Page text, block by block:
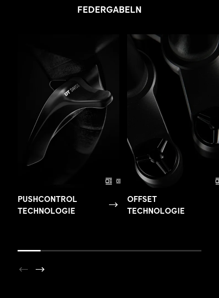
FEDERGABELN
PUSHCONTROL
TECHNOLOGIE
OFFSET
TECHNOLOGIE